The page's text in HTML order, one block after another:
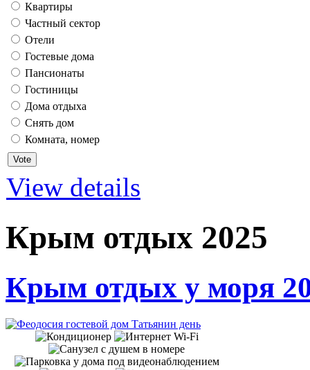
Квартиры
Частный сектор
Отели
Гостевые дома
Пансионаты
Гостиницы
Дома отдыха
Снять дом
Комната, номер
View details
Крым отдых 2025
Крым отдых у моря